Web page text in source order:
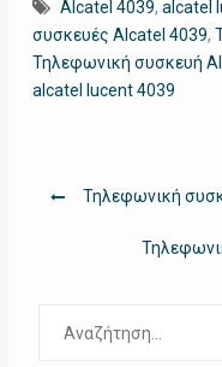
Alcatel 4039, alcatel
συσκευές Alcatel 4039,
Τηλεφωνική συσκευή
alcatel lucent 4039
Πλοήγηση
Τηλεφωνική
για: